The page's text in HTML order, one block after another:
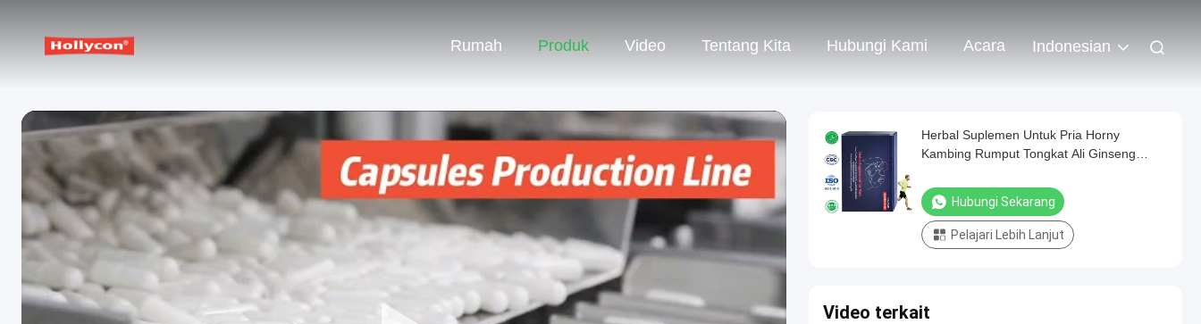
Rumah Produk Video Tentang Kita Hubungi Kami Acara Indonesian
Herbal Suplemen Untuk Pria Horny
Kambing Rumput Tongkat Ali Ginseng
Peningkat Pria
Hubungi Sekarang
Pelajari Lebih Lanjut
Video terkait